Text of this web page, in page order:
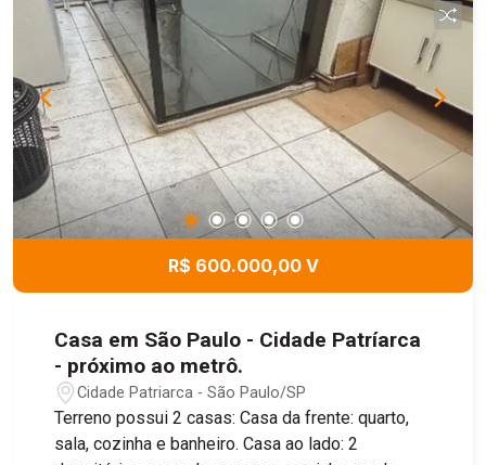
R$ 600.000,00 V
Casa em São Paulo - Cidade Patríarca
- próximo ao metrô.
Cidade Patriarca - São Paulo/SP
Terreno possui 2 casas: Casa da frente: quarto,
sala, cozinha e banheiro. Casa ao lado: 2